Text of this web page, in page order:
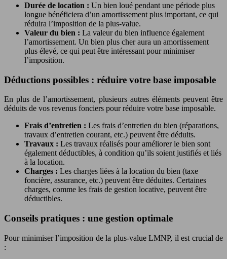
Durée de location : Un bien loué pendant une période plus
longue bénéficiera d’un amortissement plus important, ce qui
réduira l’imposition de la plus-value.
Valeur du bien : La valeur du bien influence également
l’amortissement. Un bien plus cher aura un amortissement
plus élevé, ce qui peut être intéressant pour minimiser
l’imposition.
Déductions possibles : réduire votre base imposable
En plus de l’amortissement, plusieurs autres éléments peuvent être
déduits de vos revenus fonciers pour réduire votre base imposable.
Frais d’entretien : Les frais d’entretien du bien (réparations,
travaux d’entretien courant, etc.) peuvent être déduits.
Travaux : Les travaux réalisés pour améliorer le bien sont
également déductibles, à condition qu’ils soient justifiés et liés
à la location.
Charges : Les charges liées à la location du bien (taxe
foncière, assurance, etc.) peuvent être déduites. Certaines
charges, comme les frais de gestion locative, peuvent être
déductibles.
Conseils pratiques : une gestion optimale
Pour minimiser l’imposition de la plus-value LMNP, il est crucial de
: